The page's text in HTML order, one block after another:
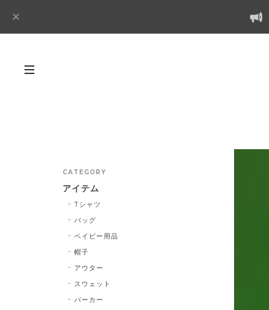
CATEGORY
アイテム
Tシャツ
バッグ
ベイビー用品
帽子
アウター
スウェット
パーカー